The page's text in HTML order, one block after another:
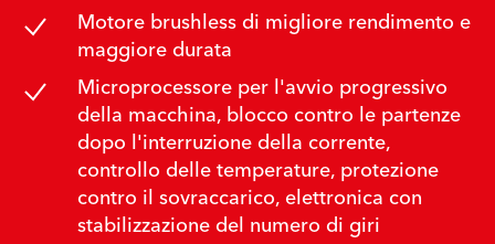
Motore brushless di migliore rendimento e
maggiore durata
Microprocessore per l'avvio progressivo
della macchina, blocco contro le partenze
dopo l'interruzione della corrente,
controllo delle temperature, protezione
contro il sovraccarico, elettronica con
stabilizzazione del numero di giri